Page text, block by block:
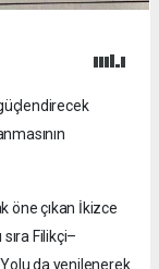
öne çıkan İkizce
Filikçi–
da yenilenerek